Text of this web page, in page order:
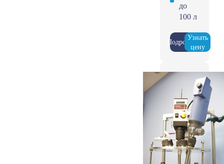
до
100 л
Подробнее
Узнать
цену